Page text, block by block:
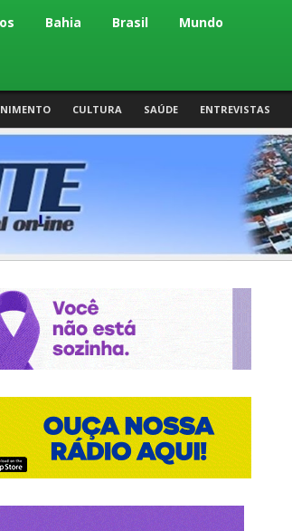
Bahia Brasil Mundo
CULTURA SAÚDE ENTREVISTAS